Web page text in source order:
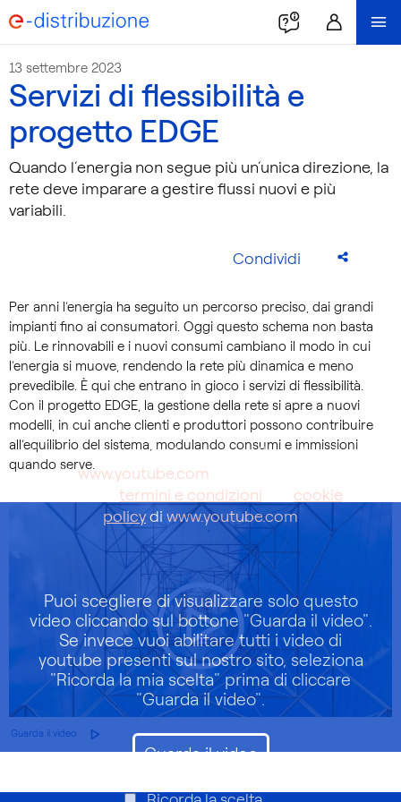
13 settembre 2023
Servizi di flessibilità e
progetto EDGE
Quando l’energia non segue più un’unica direzione, la
rete deve imparare a gestire flussi nuovi e più
variabili.
Condividi
Per anni l’energia ha seguito un percorso preciso, dai grandi
impianti fino ai consumatori. Oggi questo schema non basta
più. Le rinnovabili e i nuovi consumi cambiano il modo in cui
l’energia si muove, rendendo la rete più dinamica e meno
prevedibile. È qui che entrano in gioco i servizi di flessibilità.
Con il progetto EDGE, la gestione della rete si apre a nuovi
modelli, in cui anche clienti e produttori possono contribuire
all’equilibrio del sistema, modulando consumi e immissioni
quando serve.
Questo video è ospitato su un sito web di terze
parti (www.youtube.com
termini e condizioni
cookie
policydi www.youtube.com
Puoi scegliere di visualizzare solo questo
video cliccando sul bottone "Guarda il video".
Se invece vuoi abilitare tutti i video di
youtube presenti sul nostro sito, seleziona
"Ricorda la mia scelta" prima di cliccare
"Guarda il video".
Guarda il video
Guarda il video